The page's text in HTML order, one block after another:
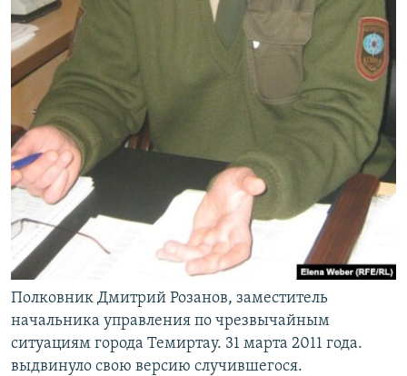
Полковник Дмитрий Розанов, заместитель
начальника управления по чрезвычайным
ситуациям города Темиртау. 31 марта 2011 года.
выдвинуло свою версию случившегося.